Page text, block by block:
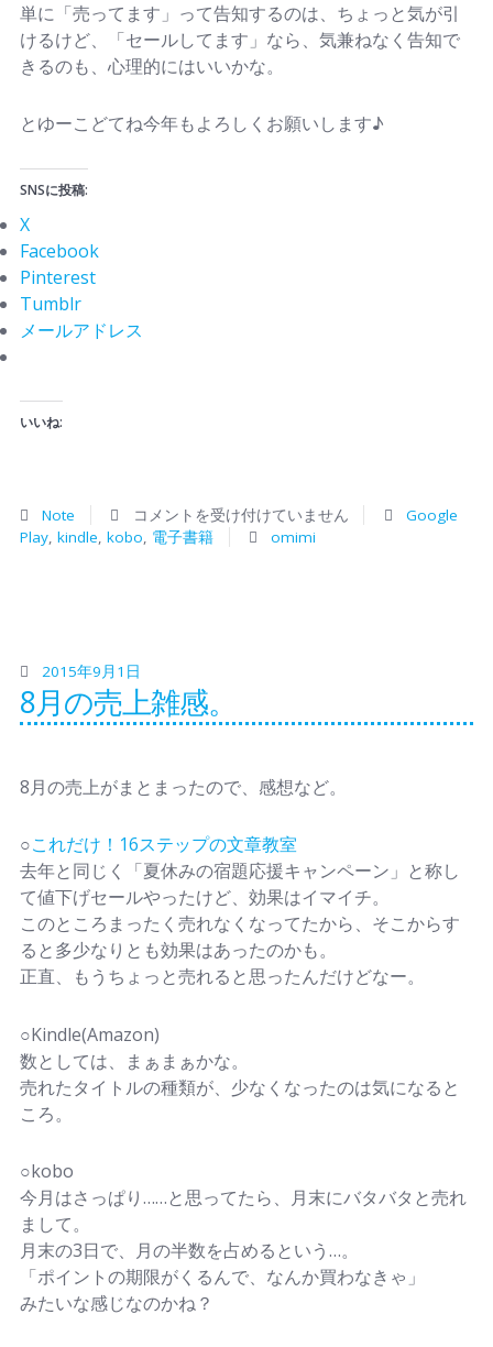
単に「売ってます」って告知するのは、ちょっと気が引
けるけど、「セールしてます」なら、気兼ねなく告知で
きるのも、心理的にはいいかな。
とゆーこどてね今年もよろしくお願いします♪
SNSに投稿:
X
Facebook
Pinterest
Tumblr
メールアドレス
いいね:
Note コメントを受け付けていません
Google
Play, kindle, kobo, 電子書籍 omimi
2015年9月1日
8月の売上雑感。
8月の売上がまとまったので、感想など。
○これだけ！16ステップの文章教室
去年と同じく「夏休みの宿題応援キャンペーン」と称し
て値下げセールやったけど、効果はイマイチ。
このところまったく売れなくなってたから、そこからす
ると多少なりとも効果はあったのかも。
正直、もうちょっと売れると思ったんだけどなー。
○Kindle(Amazon)
数としては、まぁまぁかな。
売れたタイトルの種類が、少なくなったのは気になると
ころ。
○kobo
今月はさっぱり……と思ってたら、月末にバタバタと売れ
まして。
月末の3日で、月の半数を占めるという…。
「ポイントの期限がくるんで、なんか買わなきゃ」
みたいな感じなのかね？